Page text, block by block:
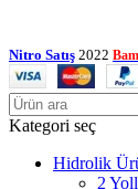
Nitro Satış 2022
Kategori seç
Hidrolik
2